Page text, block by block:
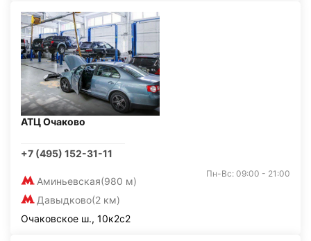
АТЦ Очаково
+7 (495) 152-31-11
Аминьевская(980 м)
Давыдково(2 км)
Пн-Вс: 09:00 - 21:00
Очаковское ш., 10к2с2